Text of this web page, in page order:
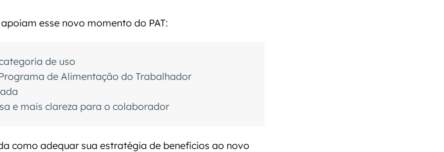
esse novo momento do PAT:
de uso
de Alimentação do Trabalhador
e mais clareza para o colaborador
como adequar sua estratégia de benefícios ao novo